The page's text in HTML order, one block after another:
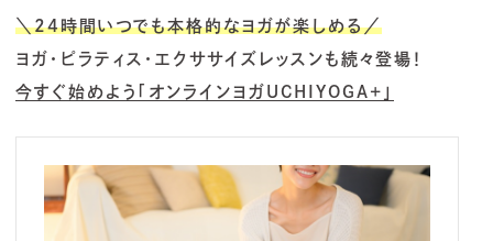
＼24時間いつでも本格的なヨガが楽しめる／
ヨガ・ピラティス・エクササイズレッスンも続々登場！
今すぐ始めよう「オンラインヨガUCHIYOGA+」